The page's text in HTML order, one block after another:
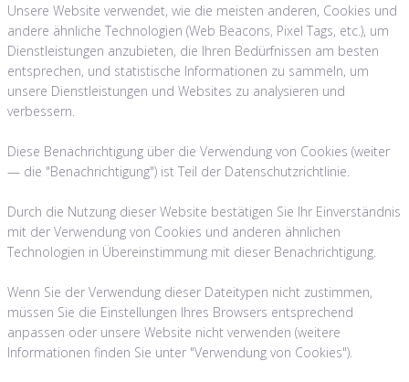
Unsere Website verwendet, wie die meisten anderen, Cookies und
andere ähnliche Technologien (Web Beacons, Pixel Tags, etc.), um
Dienstleistungen anzubieten, die Ihren Bedürfnissen am besten
entsprechen, und statistische Informationen zu sammeln, um
unsere Dienstleistungen und Websites zu analysieren und
verbessern.
Diese Benachrichtigung über die Verwendung von Cookies (weiter
— die "Benachrichtigung") ist Teil der Datenschutzrichtlinie.
Durch die Nutzung dieser Website bestätigen Sie Ihr Einverständnis
mit der Verwendung von Cookies und anderen ähnlichen
Technologien in Übereinstimmung mit dieser Benachrichtigung.
Wenn Sie der Verwendung dieser Dateitypen nicht zustimmen,
müssen Sie die Einstellungen Ihres Browsers entsprechend
anpassen oder unsere Website nicht verwenden (weitere
Informationen finden Sie unter "Verwendung von Cookies").